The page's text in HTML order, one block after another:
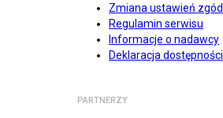
Zmiana ustawień zgód
Regulamin serwisu
Informacje o nadawcy
Deklaracja dostępności
PARTNERZY